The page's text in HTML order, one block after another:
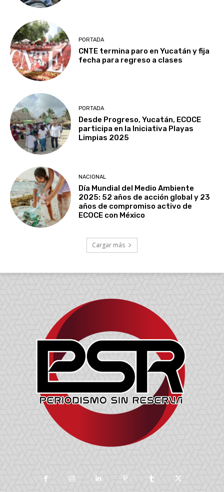
PORTADA
CNTE termina paro en Yucatán y fija
fecha para regreso a clases
PORTADA
Desde Progreso, Yucatán, ECOCE
participa en la Iniciativa Playas
Limpias 2025
NACIONAL
Día Mundial del Medio Ambiente
2025: 52 años de acción global y 23
años de compromiso activo de
ECOCE con México
Cargar más